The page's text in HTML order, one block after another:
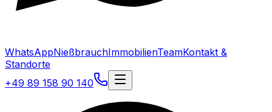
WhatsAppNießbrauchImmobilienTeamKontakt &
Standorte
+49 89 158 90 140